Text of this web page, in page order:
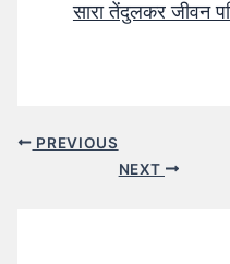
सारा तेंदुलकर
PREVIOUS
NEXT